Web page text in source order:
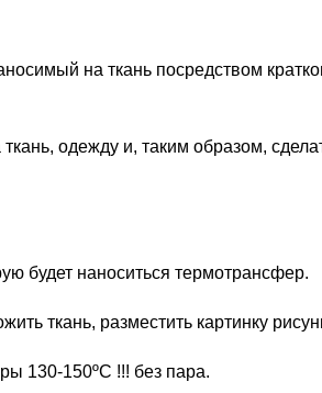
на ткань посредством
одежду и, таким образом,
будет наноситься термотрансфер.
ткань, разместить картинку
130-150ºС !!! без пара.